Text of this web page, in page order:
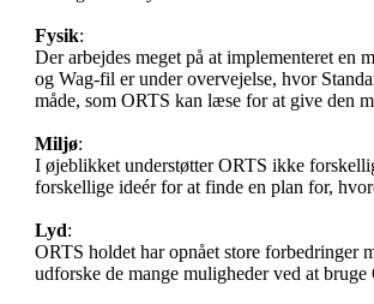
Fysik:
Der arbejdes meget på at implementeret en
og Wag-fil er under overvejelse, hvor
måde, som ORTS kan læse for at give den
Miljø:
I øjeblikket understøtter ORTS ikke
forskellige ideér for at finde en plan for,
Lyd:
ORTS holdet har opnået store forbedringer
udforske de mange muligheder ved at